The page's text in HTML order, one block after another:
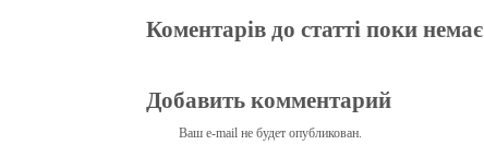
Коментарів до статті поки немає
Добавить комментарий
Ваш e-mail не будет опубликован.